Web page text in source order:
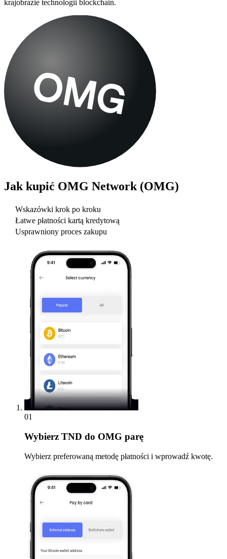
krajobrazie technologii blockchain.
Jak kupić OMG Network (OMG)
Wskazówki krok po kroku
Łatwe płatności kartą kredytową
Usprawniony proces zakupu
01
Wybierz TND do OMG parę
Wybierz preferowaną metodę płatności i wprowadź kwotę.